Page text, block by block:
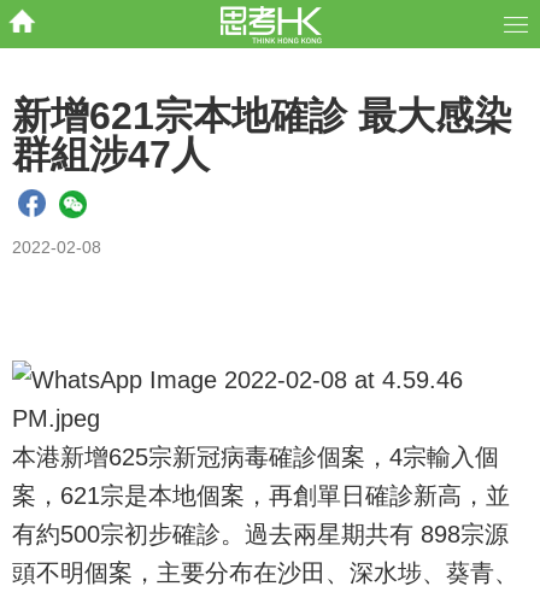
新增621宗本地確診 最大感染
群組涉47人
2022-02-08
本港新增625宗新冠病毒確診個案，4宗輸入個
案，621宗是本地個案，再創單日確診新高，並
有約500宗初步確診。過去兩星期共有 898宗源
頭不明個案，主要分布在沙田、深水埗、葵青、